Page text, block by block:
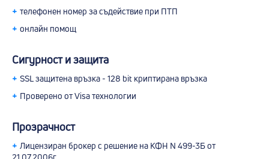
+ телефонен номер за съдействие при ПТП
+ онлайн помощ
Сигурност и защита
+ SSL защитена връзка - 128 bit криптирана връзка
+ Проверено от Visa технологии
Прозрачност
+ Лицензиран брокер с решение на КФН N 499-3Б от